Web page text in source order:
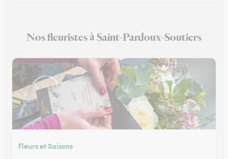
Fleuristes à Celles-sur-Belle
Nos fleuristes à Saint-Pardoux-Soutiers
Fleurs et Saisons